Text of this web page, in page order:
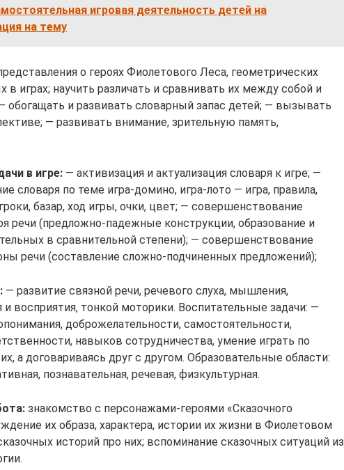
игровая деятельность детей на
на тему
о героях Фиолетового Леса, геометрических
в играх; научить различать и сравнивать их между собой и
обогащать и развивать словарный запас детей; — вызывать
— развивать внимание, зрительную память,
в игре: — активизация и актуализация словаря к игре; —
словаря по теме игра-домино, игра-лото — игра, правила,
базар, ход игры, очки, цвет; — совершенствование
речи (предложно-падежные конструкции, образование и
в сравнительной степени); — совершенствование
речи (составление сложно-подчиненных предложений);
— развитие связной речи, речевого слуха, мышления,
и восприятия, тонкой моторики. Воспитательные задачи: —
доброжелательности, самостоятельности,
навыков сотрудничества, умение играть по
а договариваясь друг с другом. Образовательные области:
познавательная, речевая, физкультурная.
знакомство с персонажами-героями «Сказочного
их образа, характера, истории их жизни в Фиолетовом
историй про них; вспоминание сказочных ситуаций из